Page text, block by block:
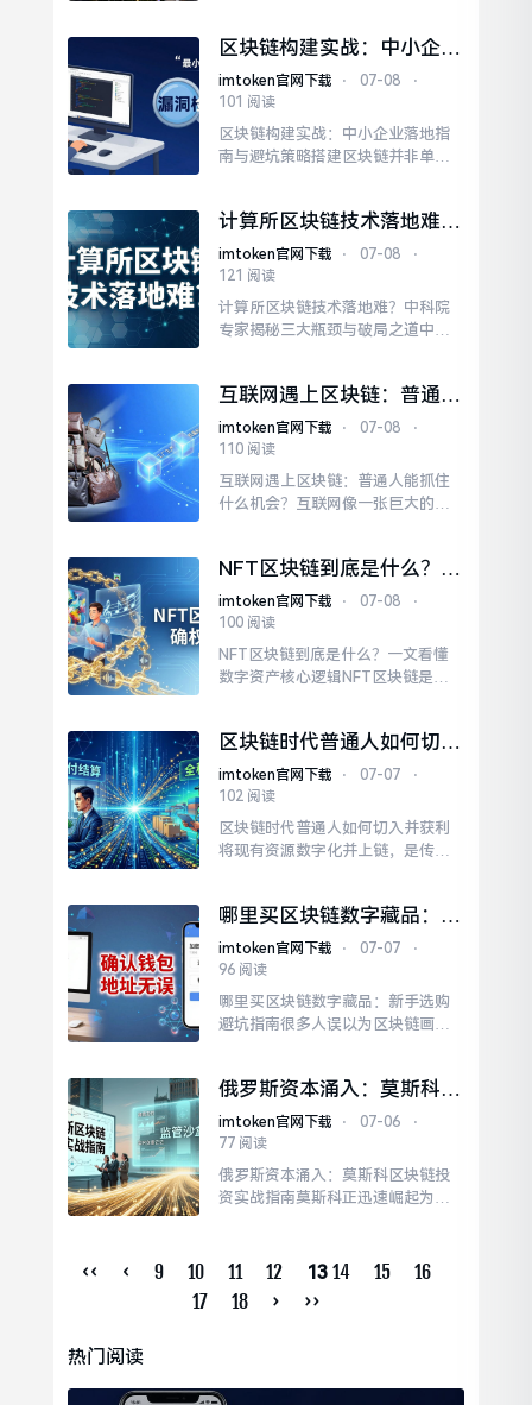
块链生态正在重构，重点转向赋能
实体经济。对于普通用户和中小企
业主，参与深圳区块链生态的最佳
用平台。深圳区块链行业的未来，
属于那些坚持技术创新、严守合规...
区块链构建实战：中小企业
落地指南与避坑策略
imtoken官网下载 ⋅ 07-08
⋅
101 阅读
区块链构建实战：中小企业落地指
南与避坑策略搭建区块链并非单纯
性，若中心化数据库足以解决信任
问题，强行上链只会增加冗余成
本。理解这一前提，是构建高效区
场景，提供权限管理优势；以太坊
及其变种则更适合公有链应用...
计算所区块链技术落地难？
中科院专家揭秘三大瓶颈与
破局之道
imtoken官网下载 ⋅ 07-08
⋅
121 阅读
计算所区块链技术落地难？中科院
专家揭秘三大瓶颈与破局之道中国
非停留在理论层面。在技术架构
上，计算所团队针对传统公链性能
瓶颈进行了深度优化。这种开放姿
术在实体经济中的渗透，避免各自
为战导致的资源浪费。
互联网遇上区块链：普通人
能抓住什么机会？
imtoken官网下载 ⋅ 07-08
⋅
110 阅读
互联网遇上区块链：普通人能抓住
什么机会？互联网像一张巨大的
度，区块链解决了信息传递的真
假。区块链上的NFT（非同质化代
币）能给你的数字作品打上独一无
更广，区块链让创作收益更公平。
互联网和区块链不是谁取代谁，而
NFT区块链到底是什么？一
文看懂数字资产核心逻辑
imtoken官网下载 ⋅ 07-08
⋅
100 阅读
NFT区块链到底是什么？一文看懂
数字资产核心逻辑NFT区块链是非
字所有权证明。而如今，借助智能
合约记录于链上之后，每一个NFT
都拥有了独一无二的ID以及元数
垒，让数据真正成为可流通的商
品。
区块链时代普通人如何切入
并获利
imtoken官网下载 ⋅ 07-07
⋅
102 阅读
区块链时代普通人如何切入并获利
将现有资源数字化并上链，是传统
环。深入研究公链生态、Layer2扩
容方案以及合规稳定币的实际应用
场景。区块链不是暴富捷径，而是
有深耕细作，方能从中获益。
哪里买区块链数字藏品：新
手选购避坑指南
imtoken官网下载 ⋅ 07-07
⋅
96 阅读
哪里买区块链数字藏品：新手选购
避坑指南很多人误以为区块链画作
数字资产，也就是我们常说的NF
T。选择平台时，要看其支持的区块
链网络，比如以太坊或Solana，不
接影响你的交易成本。在挑选作品
时，不要只看图片好看...
俄罗斯资本涌入：莫斯科区
块链投资实战指南
imtoken官网下载 ⋅ 07-06
⋅
77 阅读
俄罗斯资本涌入：莫斯科区块链投
资实战指南莫斯科正迅速崛起为数
才。俄罗斯政府虽然对现金加密保
放态度，特别是在跨境支付和供应
‹‹ ‹ 9 10 11 12 13 14 15
16
17
18 › ››
热门阅读